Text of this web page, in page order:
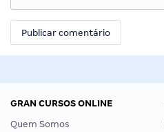
GRAN CURSOS ONLINE
Quem Somos